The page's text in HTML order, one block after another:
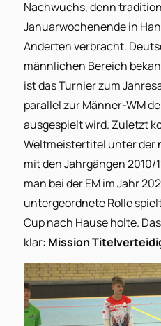
Nachwuchs, denn
Januarwochenende in
Anderten verbracht.
männlichen Bereich
ist das Turnier zum
parallel zur Männer-WM
ausgespielt wird. Zuletzt
Weltmeistertitel unter der
mit den Jahrgängen 2010/
man bei der EM im Jahr
untergeordnete Rolle
Cup nach Hause holte.
klar: Mission